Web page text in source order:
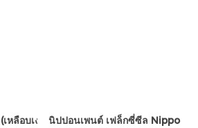
หลือบเงา) 2.5GL.นิปปอนเพนต์ เฟล็กซี่ซีล Nippon